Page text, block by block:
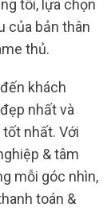
tôi, lựa chọn
của bản thân
thủ.
khách
nhất và
nhất. Với
& tâm
mỗi góc nhìn,
toán &